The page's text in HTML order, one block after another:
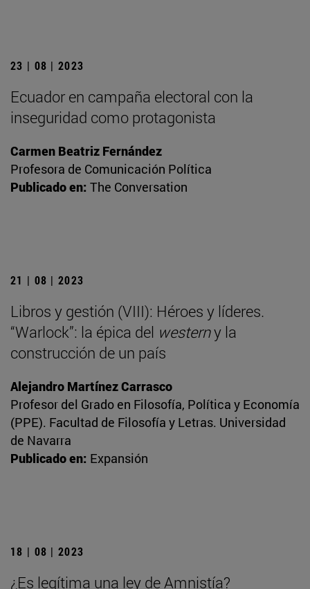
23 | 08 | 2023
Ecuador en campaña electoral con la
inseguridad como protagonista
Carmen Beatriz Fernández
Profesora de Comunicación Política
Publicado en: The Conversation
21 | 08 | 2023
Libros y gestión (VIII): Héroes y líderes.
“Warlock”: la épica del westerny la
construcción de un país
Alejandro Martínez Carrasco
Profesor del Grado en Filosofía, Política y Economía
(PPE). Facultad de Filosofía y Letras. Universidad
de Navarra
Publicado en: Expansión
18 | 08 | 2023
¿Es legítima una ley de Amnistía?